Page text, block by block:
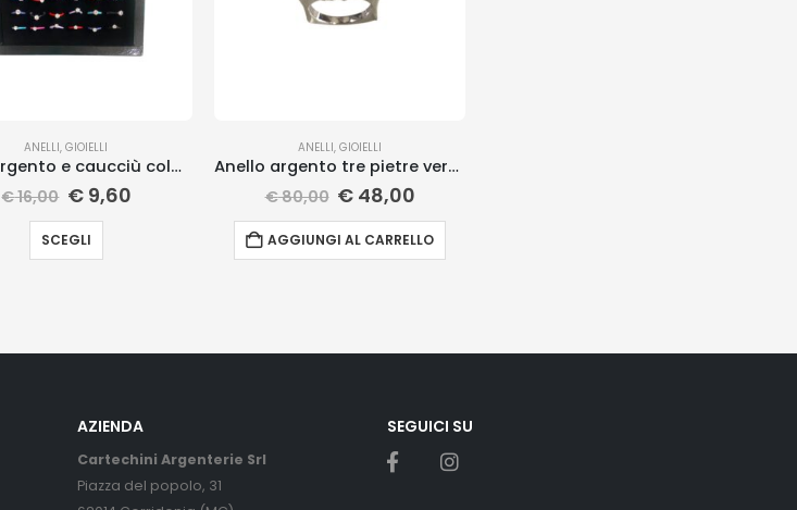
ANELLI,GIOIELLI
Anelli argento e caucciù colorati
€16,00 €9,60
SCEGLI
ANELLI,GIOIELLI
Anello argento tre pietre verde
€80,00 €48,00
AGGIUNGI AL CARRELLO
AZIENDA
Cartechini Argenterie Srl
Piazza del popolo, 31
SEGUICI SU